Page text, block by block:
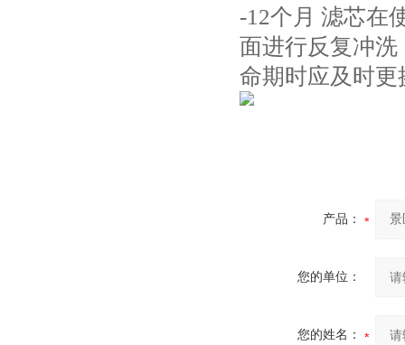
-12个月 滤芯在
面进行反复冲
命期时应及时
产品：
您的单位：
您的姓名：